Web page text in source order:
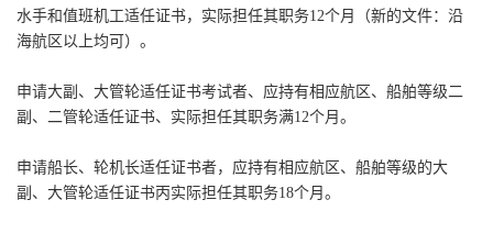
水手和值班机工适任证书，实际担任其职务12个月（新的文件：沿
海航区以上均可）。
申请大副、大管轮适任证书考试者、应持有相应航区、船舶等级二
副、二管轮适任证书、实际担任其职务满12个月。
申请船长、轮机长适任证书者，应持有相应航区、船舶等级的大
副、大管轮适任证书丙实际担任其职务18个月。